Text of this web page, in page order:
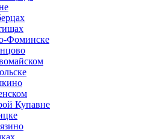
Фоминске
Купавне